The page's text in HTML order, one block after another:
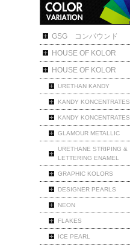
カラーバリエーション
GSG コンパウンド
HOUSE OF KOLOR
HOUSE OF KOLOR
URETHAN KANDY
KANDY KONCENTRATES
KANDY KONCENTRATES
GLAMOUR METALLIC
URETHANE STRIPING &
LETTERING ENAMEL
GRAPHIC KOLORS
DESIGNER PEARLS
NEON
FLAKES
ICE PEARL